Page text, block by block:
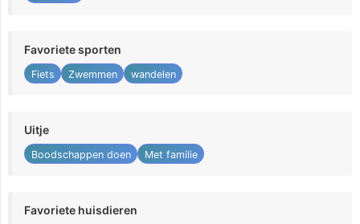
Favoriete sporten
Fiets Zwemmen wandelen
Uitje
Boodschappen doen Met familie
Favoriete huisdieren